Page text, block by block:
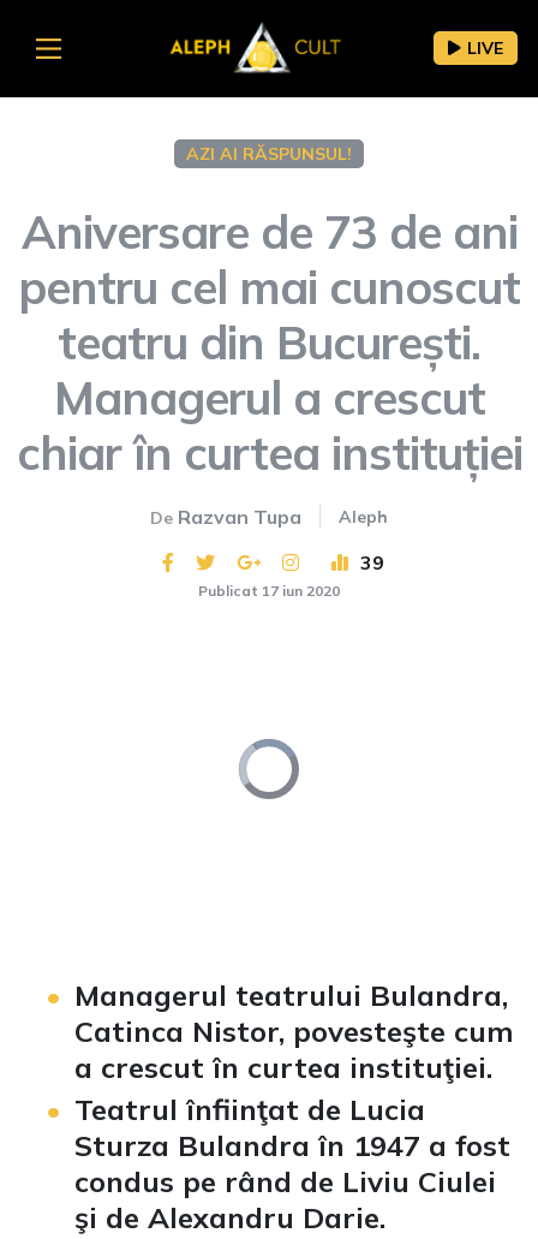
LIVE
AZI AI RĂSPUNSUL!
Aniversare de 73 de ani
pentru cel mai cunoscut
teatru din București.
Managerul a crescut
chiar în curtea instituției
De Razvan Tupa Aleph
39
Publicat 17 iun 2020
Video
Player
is
loading.
Managerul teatrului Bulandra,
Catinca Nistor, povesteşte cum
a crescut în curtea instituţiei.
Teatrul înfiinţat de Lucia
Sturza Bulandra în 1947 a fost
condus pe rând de Liviu Ciulei
şi de Alexandru Darie.